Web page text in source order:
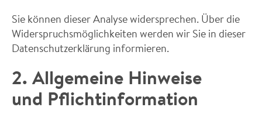
Sie können dieser Analyse widersprechen. Über die
Widerspruchsmöglichkeiten werden wir Sie in dieser
Datenschutzerklärung informieren.
2. Allgemeine Hinweise
und Pflichtinformation